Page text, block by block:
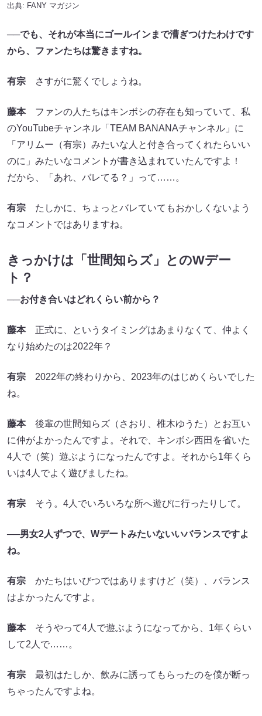
出典: FANY マガジン
──でも、それが本当にゴールインまで漕ぎつけたわけです
から、ファンたちは驚きますね。
有宗 さすがに驚くでしょうね。
藤本ファンの人たちはキンボシの存在も知っていて、私
のYouTubeチャンネル「TEAM BANANAチャンネル」に
「アリムー（有宗）みたいな人と付き合ってくれたらいい
のに」みたいなコメントが書き込まれていたんですよ！
だから、「あれ、バレてる？」って……。
有宗 たしかに、ちょっとバレていてもおかしくないよう
なコメントではありますね。
きっかけは「世間知らズ」とのWデー
ト？
──お付き合いはどれくらい前から？
藤本正式に、というタイミングはあまりなくて、仲よく
なり始めたのは2022年？
有宗 2022年の終わりから、2023年のはじめくらいでした
ね。
藤本後輩の世間知らズ（さおり、椎木ゆうた）とお互い
に仲がよかったんですよ。それで、キンボシ西田を省いた
4人で（笑）遊ぶようになったんですよ。それから1年くら
いは4人でよく遊びましたね。
有宗 そう。4人でいろいろな所へ遊びに行ったりして。
──男女2人ずつで、Wデートみたいないいバランスですよ
ね。
有宗 かたちはいびつではありますけど（笑）、バランス
はよかったんですよ。
藤本そうやって4人で遊ぶようになってから、1年くらい
して2人で……。
有宗 最初はたしか、飲みに誘ってもらったのを僕が断っ
ちゃったんですよね。